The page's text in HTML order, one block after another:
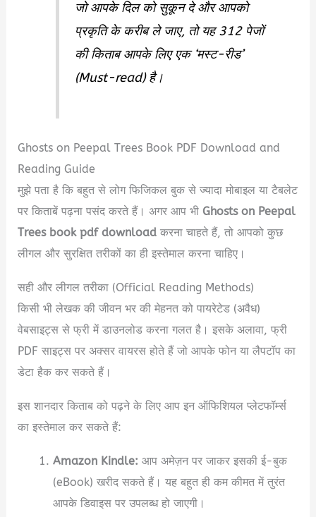
जो आपके दिल को सुकून दे और आपको
प्रकृति के करीब ले जाए, तो यह 312 पेजों
की किताब आपके लिए एक ‘मस्ट-रीड’
(Must-read) है।
Ghosts on Peepal Trees Book PDF Download and
Reading Guide
मुझे पता है कि बहुत से लोग फिजिकल बुक से ज्यादा मोबाइल या टैबलेट
पर किताबें पढ़ना पसंद करते हैं। अगर आप भी Ghosts on Peepal
Trees book pdf download करना चाहते हैं, तो आपको कुछ
लीगल और सुरक्षित तरीकों का ही इस्तेमाल करना चाहिए।
सही और लीगल तरीका (Official Reading Methods)
किसी भी लेखक की जीवन भर की मेहनत को पायरेटेड (अवैध)
वेबसाइट्स से फ्री में डाउनलोड करना गलत है। इसके अलावा, फ्री
PDF साइट्स पर अक्सर वायरस होते हैं जो आपके फोन या लैपटॉप का
डेटा हैक कर सकते हैं।
इस शानदार किताब को पढ़ने के लिए आप इन ऑफिशियल प्लेटफॉर्म्स
का इस्तेमाल कर सकते हैं:
Amazon Kindle: आप अमेज़न पर जाकर इसकी ई-बुक
(eBook) खरीद सकते हैं। यह बहुत ही कम कीमत में तुरंत
आपके डिवाइस पर उपलब्ध हो जाएगी।